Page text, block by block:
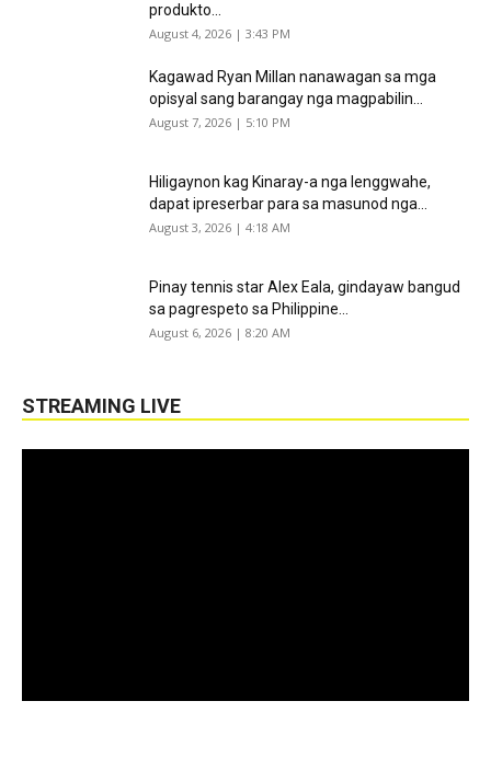
produkto...
August 4, 2026 | 3:43 PM
Kagawad Ryan Millan nanawagan sa mga
opisyal sang barangay nga magpabilin...
August 7, 2026 | 5:10 PM
Hiligaynon kag Kinaray-a nga lenggwahe,
dapat ipreserbar para sa masunod nga...
August 3, 2026 | 4:18 AM
Pinay tennis star Alex Eala, gindayaw bangud
sa pagrespeto sa Philippine...
August 6, 2026 | 8:20 AM
STREAMING LIVE